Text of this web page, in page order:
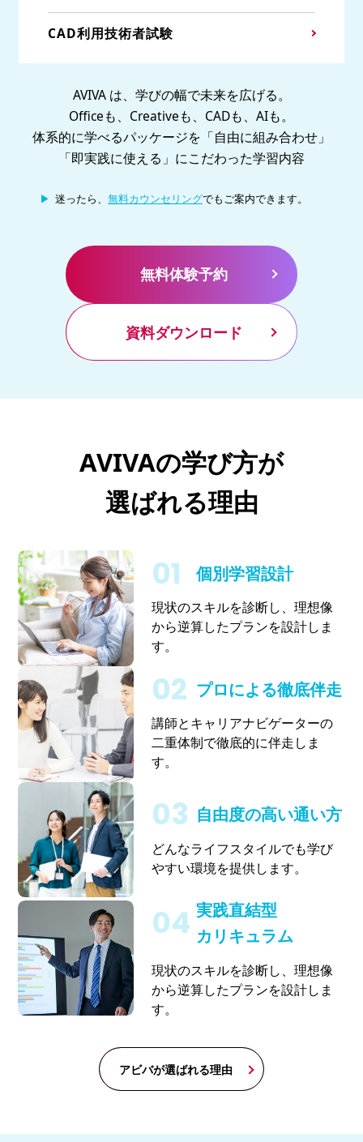
CAD利用技術者試験
AVIVA は、学びの幅で未来を広げる。
Officeも、Creativeも、CADも、AIも。
体系的に学べるパッケージを「自由に組み合わせ」
「即実践に使える」にこだわった学習内容
迷ったら、 無料カウンセリングでもご案内できます。
無料体験予約
資料ダウンロード
AVIVAの学び方が
選ばれる理由
個別学習設計
現状のスキルを診断し、理想像
から逆算したプランを設計しま
す。
プロによる徹底伴走
講師とキャリアナビゲーターの
二重体制で徹底的に伴走しま
す。
自由度の高い通い方
どんなライフスタイルでも学び
やすい環境を提供します。
実践直結型
カリキュラム
現状のスキルを診断し、理想像
から逆算したプランを設計しま
す。
アビバが選ばれる理由